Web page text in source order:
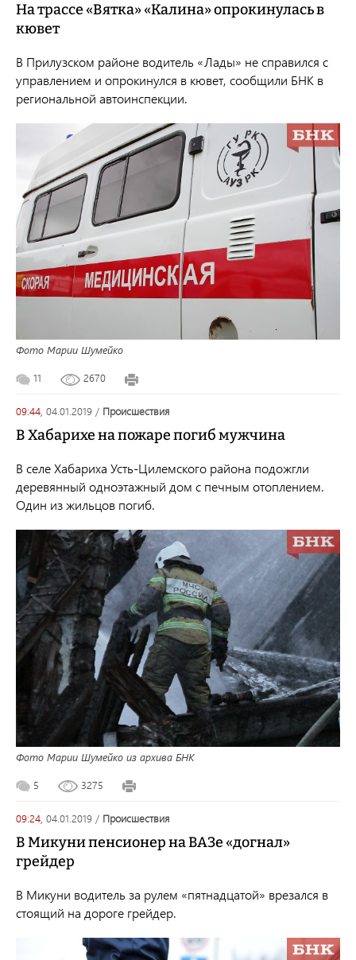
На трассе «Вятка» «Калина» опрокинулась в
кювет
В Прилузском районе водитель «Лады» не справился с
управлением и опрокинулся в кювет, сообщили БНК в
региональной автоинспекции.
Фото Марии Шумейко
11 2670
09:44, 04.01.2019 / происшествия
В Хабарихе на пожаре погиб мужчина
В селе Хабариха Усть-Цилемского района подожгли
деревянный одноэтажный дом с печным отоплением.
Один из жильцов погиб.
Фото Марии Шумейко из архива БНК
5 3275
09:24, 04.01.2019 / происшествия
В Микуни пенсионер на ВАЗе «догнал»
грейдер
В Микуни водитель за рулем «пятнадцатой» врезался в
стоящий на дороге грейдер.